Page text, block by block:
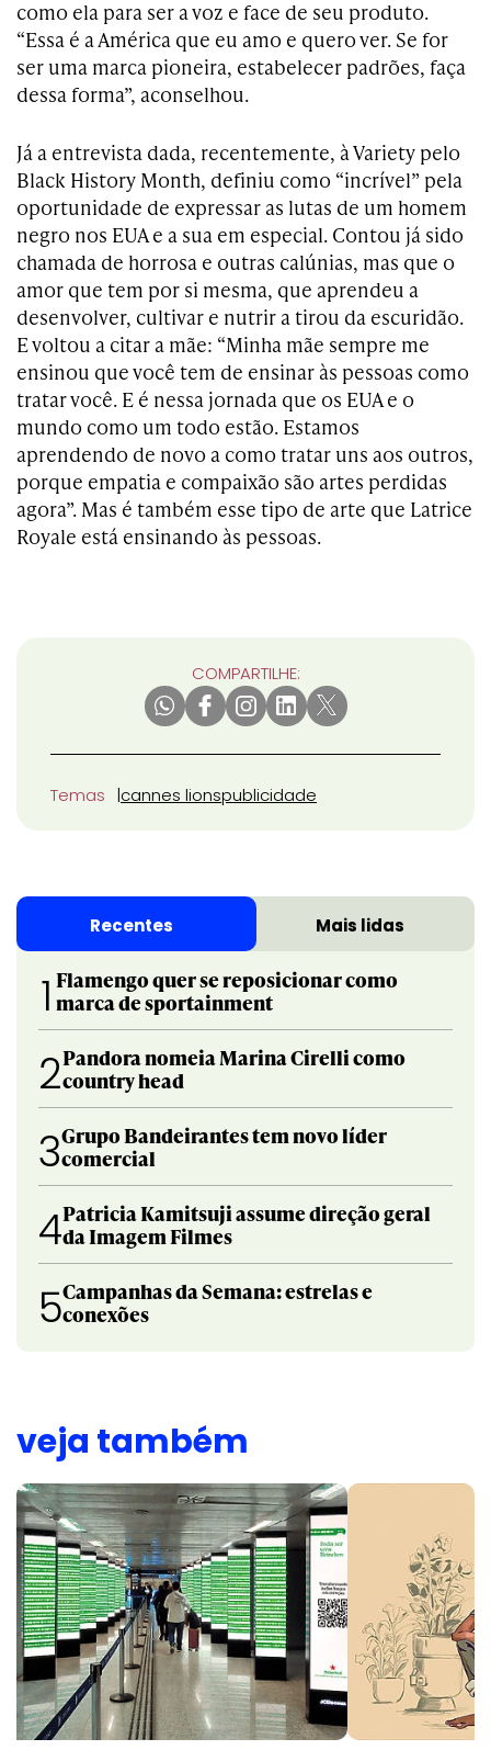
como ela para ser a voz e face de seu produto.
“Essa é a América que eu amo e quero ver. Se for
ser uma marca pioneira, estabelecer padrões, faça
dessa forma”, aconselhou.
Já a entrevista dada, recentemente, à Variety pelo
Black History Month, definiu como “incrível” pela
oportunidade de expressar as lutas de um homem
negro nos EUA e a sua em especial. Contou já sido
chamada de horrosa e outras calúnias, mas que o
amor que tem por si mesma, que aprendeu a
desenvolver, cultivar e nutrir a tirou da escuridão.
E voltou a citar a mãe: “Minha mãe sempre me
ensinou que você tem de ensinar às pessoas como
tratar você. E é nessa jornada que os EUA e o
mundo como um todo estão. Estamos
aprendendo de novo a como tratar uns aos outros,
porque empatia e compaixão são artes perdidas
agora”. Mas é também esse tipo de arte que Latrice
Royale está ensinando às pessoas.
COMPARTILHE:
Temas cannes lionspublicidade
Recentes Mais lidas
1 Flamengo quer se reposicionar como
marca de sportainment
2Pandora nomeia Marina Cirelli como
country head
3Grupo Bandeirantes tem novo líder
comercial
4Patricia Kamitsuji assume direção geral
da Imagem Filmes
5Campanhas da Semana: estrelas e
conexões
veja também